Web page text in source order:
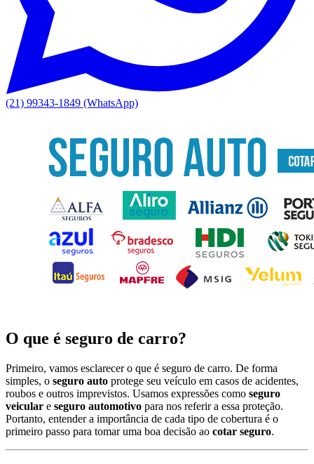
(21) 99343-1849 (WhatsApp)
O que é seguro de carro?
Primeiro, vamos esclarecer o que é seguro de carro. De forma
simples, o seguro auto protege seu veículo em casos de acidentes,
roubos e outros imprevistos. Usamos expressões como seguro
veicular e seguro automotivo para nos referir a essa proteção.
Portanto, entender a importância de cada tipo de cobertura é o
primeiro passo para tomar uma boa decisão ao cotar seguro.